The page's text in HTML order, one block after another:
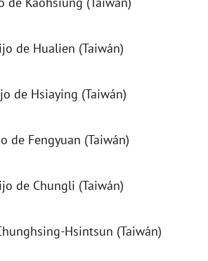
de Hualien (Taiwán)
de Hsiaying (Taiwán)
de Fengyuan (Taiwán)
de Chungli (Taiwán)
Hsintsun (Taiwán)